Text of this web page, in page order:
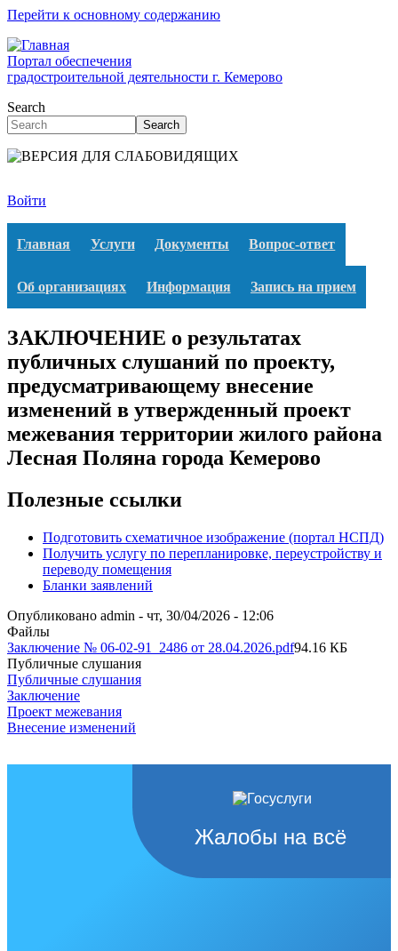
Перейти к основному содержанию
Портал обеспечения
градостроительной деятельности г. Кемерово
Search
Search
Войти
Главная Услуги Документы Вопрос-ответ
Об организациях Информация Запись на прием
ЗАКЛЮЧЕНИЕ о результатах
публичных слушаний по проекту,
предусматривающему внесение
изменений в утвержденный проект
межевания территории жилого района
Лесная Поляна города Кемерово
Полезные ссылки
Подготовить схематичное изображение (портал НСПД)
Получить услугу по перепланировке, переустройству и
переводу помещения
Бланки заявлений
Опубликовано admin - чт, 30/04/2026 - 12:06
Файлы
Заключение № 06-02-91_2486 от 28.04.2026.pdf94.16 КБ
Публичные слушания
Публичные слушания
Заключение
Проект межевания
Внесение изменений
Жалобы на всё